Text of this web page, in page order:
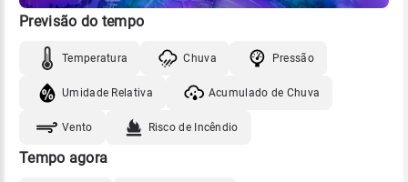
Previsão do tempo
Temperatura Chuva Pressão
Umidade Relativa Acumulado de Chuva
Vento Risco de Incêndio
Tempo agora